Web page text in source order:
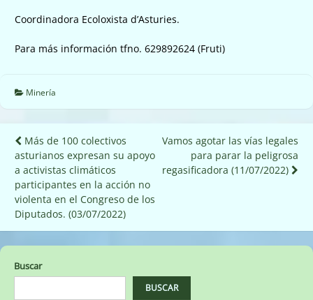
Coordinadora Ecoloxista d’Asturies.
Para más información tfno. 629892624 (Fruti)
Minería
Navegación
de
entradas
Más de 100 colectivos
asturianos expresan su apoyo
a activistas climáticos
participantes en la acción no
violenta en el Congreso de los
Diputados. (03/07/2022)
Vamos agotar las vías legales
para parar la peligrosa
regasificadora (11/07/2022)
Buscar
BUSCAR